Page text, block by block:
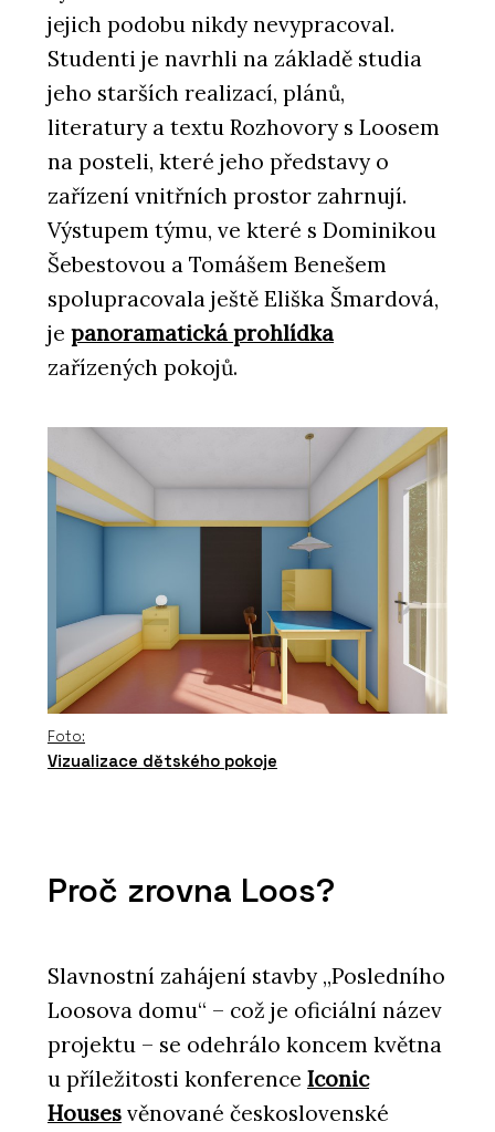
jejich podobu nikdy nevypracoval.
Studenti je navrhli na základě studia
jeho starších realizací, plánů,
literatury a textu Rozhovory s Loosem
na posteli, které jeho představy o
zařízení vnitřních prostor zahrnují.
Výstupem týmu, ve které s Dominikou
Šebestovou a Tomášem Benešem
spolupracovala ještě Eliška Šmardová,
je panoramatická prohlídka
zařízených pokojů.
Foto:
Vizualizace dětského pokoje
Proč zrovna Loos?
Slavnostní zahájení stavby „Posledního
Loosova domu“ – což je oficiální název
projektu – se odehrálo koncem května
u příležitosti konference Iconic
Houses věnované československé